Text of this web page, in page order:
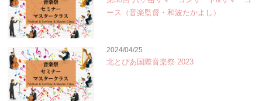
ース（音楽監督・和波たかよし）
2024/04/25
北とぴあ国際音楽祭 2023